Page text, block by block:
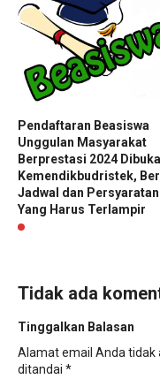
Pendaftaran Beasiswa
Unggulan Masyarakat
Berprestasi 2024 Dibuka
Kemendikbudristek,
Jadwal dan Persyaratan
Yang Harus Terlampir
Tidak ada
Tinggalkan Balasan
Alamat email Anda tidak
ditandai *